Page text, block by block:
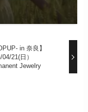
in 奈良】
04/21(日）
Jewelry